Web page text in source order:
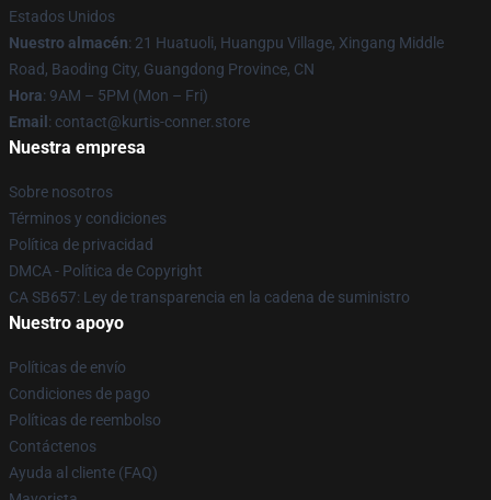
Estados Unidos
Nuestro almacén: 21 Huatuoli, Huangpu Village, Xingang Middle
Road, Baoding City, Guangdong Province, CN
Hora: 9AM – 5PM (Mon – Fri)
Email : contact@kurtis-conner.store
Nuestra empresa
Sobre nosotros
Términos y condiciones
Política de privacidad
DMCA - Política de Copyright
CA SB657: Ley de transparencia en la cadena de suministro
Nuestro apoyo
Políticas de envío
Condiciones de pago
Políticas de reembolso
Contáctenos
Ayuda al cliente (FAQ)